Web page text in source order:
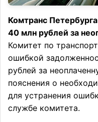
Комтранс
40 млн рублей за
Комитет по
ошибкой
рублей за
пояснения о
для устранения
службе комитета.